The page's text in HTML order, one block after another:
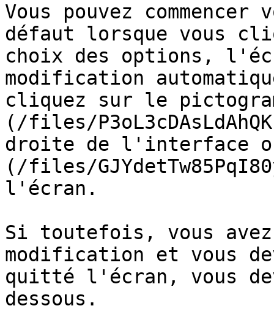
Vous pouvez
défaut lorsque vous
choix des options,
modification
cliquez sur le
(/files/
droite de l'interface
(/files/
l'écran.
Si toutefois, vous
modification et vous
quitté l'écran, vous
dessous.